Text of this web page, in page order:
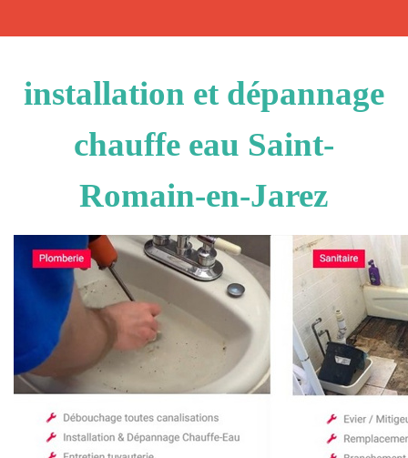
installation et dépannage
chauffe eau Saint-
Romain-en-Jarez